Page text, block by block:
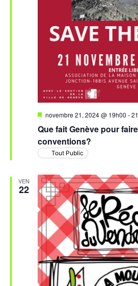
Que fait Genève pour
conventions?
Mis
avant
novembre 21, 2024 @ 19h00 -
Tout Public
VEN
22